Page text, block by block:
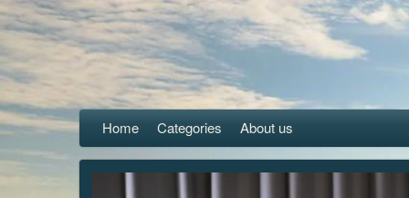
Home Categories About us